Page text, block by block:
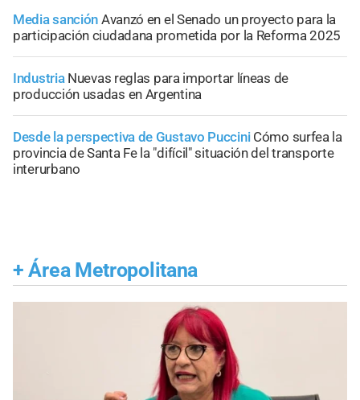
Media sanción Avanzó en el Senado un proyecto para la
participación ciudadana prometida por la Reforma 2025
Industria Nuevas reglas para importar líneas de
producción usadas en Argentina
Desde la perspectiva de Gustavo Puccini Cómo surfea la
provincia de Santa Fe la "difícil" situación del transporte
interurbano
+ Área Metropolitana